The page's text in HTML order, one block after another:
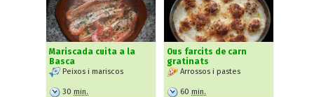
Mariscada cuita a la
Basca
Peixos i mariscos
30 min.
Ous farcits de carn
gratinats
Arrossos i pastes
60 min.